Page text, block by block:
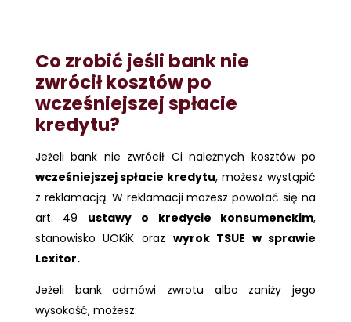
Co zrobić jeśli bank nie
zwrócił kosztów po
wcześniejszej spłacie
kredytu?
Jeżeli bank nie zwrócił Ci należnych kosztów po
wcześniejszej spłacie kredytu, możesz wystąpić
z reklamacją. W reklamacji możesz powołać się na
art. 49 ustawy o kredycie konsumenckim,
stanowisko UOKiK oraz wyrok TSUE w sprawie
Lexitor.
Jeżeli bank odmówi zwrotu albo zaniży jego
wysokość, możesz: